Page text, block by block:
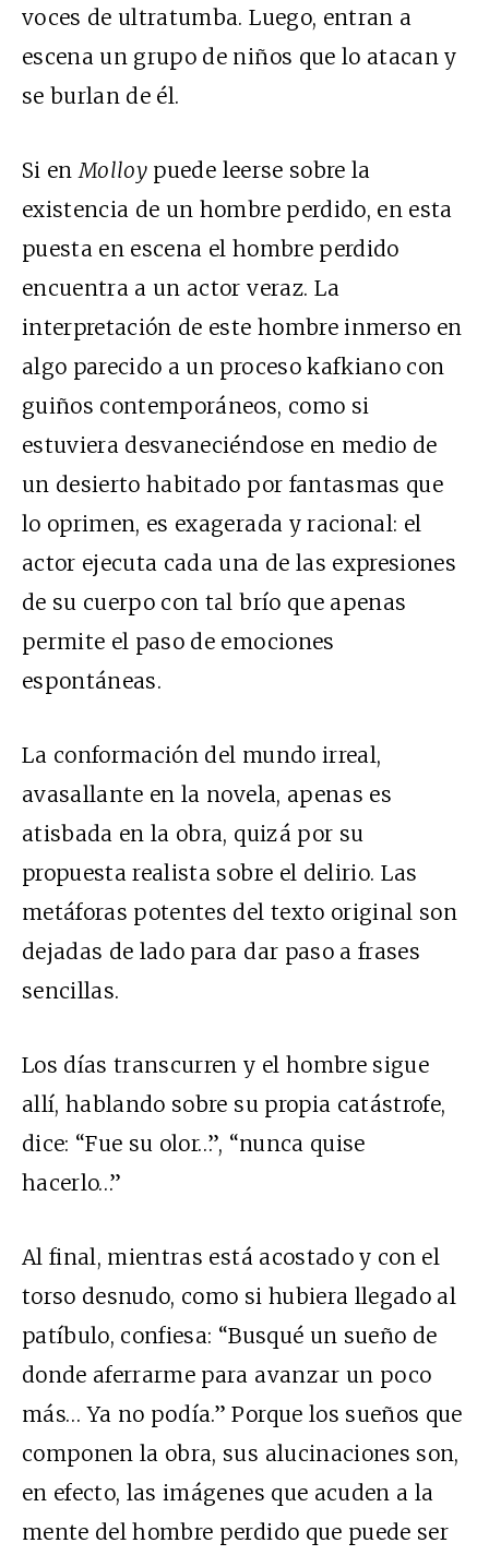
voces de ultratumba. Luego, entran a
escena un grupo de niños que lo atacan y
se burlan de él.
Si en Molloy puede leerse sobre la
existencia de un hombre perdido, en esta
puesta en escena el hombre perdido
encuentra a un actor veraz. La
interpretación de este hombre inmerso en
algo parecido a un proceso kafkiano con
guiños contemporáneos, como si
estuviera desvaneciéndose en medio de
un desierto habitado por fantasmas que
lo oprimen, es exagerada y racional: el
actor ejecuta cada una de las expresiones
de su cuerpo con tal brío que apenas
permite el paso de emociones
espontáneas.
La conformación del mundo irreal,
avasallante en la novela, apenas es
atisbada en la obra, quizá por su
propuesta realista sobre el delirio. Las
metáforas potentes del texto original son
dejadas de lado para dar paso a frases
sencillas.
Los días transcurren y el hombre sigue
allí, hablando sobre su propia catástrofe,
dice: “Fue su olor…”, “nunca quise
hacerlo…”
Al final, mientras está acostado y con el
torso desnudo, como si hubiera llegado al
patíbulo, confiesa: “Busqué un sueño de
donde aferrarme para avanzar un poco
más… Ya no podía.” Porque los sueños que
componen la obra, sus alucinaciones son,
en efecto, las imágenes que acuden a la
mente del hombre perdido que puede ser